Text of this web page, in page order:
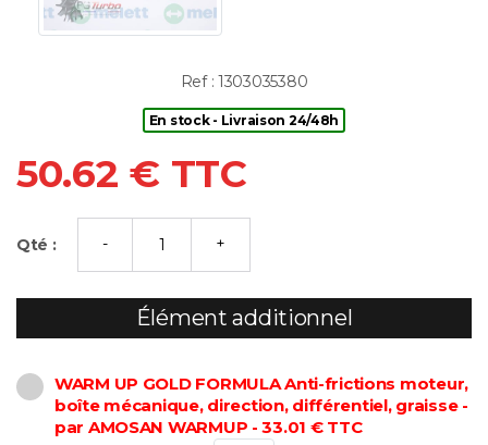
Ref : 1303035380
En stock - Livraison 24/48h
50.62 € TTC
Qté :
Élément additionnel
WARM UP GOLD FORMULA Anti-frictions moteur,
boîte mécanique, direction, différentiel, graisse -
par AMOSAN WARMUP - 33.01 € TTC